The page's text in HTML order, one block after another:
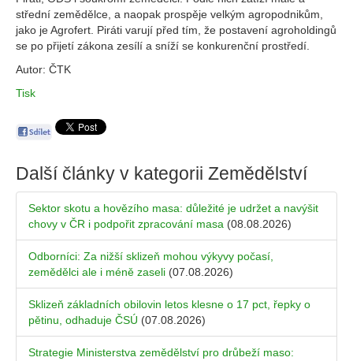
střední zemědělce, a naopak prospěje velkým agropodnikům,
jako je Agrofert. Piráti varují před tím, že postavení agroholdingů
se po přijetí zákona zesílí a sníží se konkurenční prostředí.
Autor: ČTK
Tisk
Další články v kategorii Zemědělství
Sektor skotu a hovězího masa: důležité je udržet a navýšit
chovy v ČR i podpořit zpracování masa (08.08.2026)
Odborníci: Za nižší sklizeň mohou výkyvy počasí,
zemědělci ale i méně zaseli (07.08.2026)
Sklizeň základních obilovin letos klesne o 17 pct, řepky o
pětinu, odhaduje ČSÚ (07.08.2026)
Strategie Ministerstva zemědělství pro drůbeží maso: